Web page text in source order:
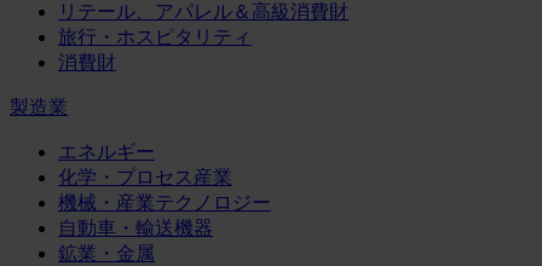
リテール、アパレル＆高級消費財
旅行・ホスピタリティ
消費財
製造業
エネルギー
化学・プロセス産業
機械・産業テクノロジー
自動車・輸送機器
鉱業・金属